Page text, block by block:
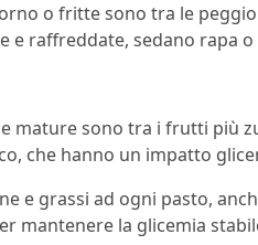
o fritte sono tra le
e raffreddate, sedano rapa
mature sono tra i frutti più
che hanno un impatto
e grassi ad ogni pasto,
mantenere la glicemia